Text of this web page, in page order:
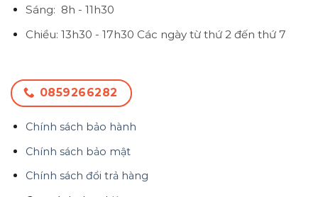
Sáng: 8h - 11h30
Chiều: 13h30 - 17h30 Các ngày từ thứ 2 đến thứ 7
0859266282
Chính sách bảo hành
Chính sách bảo mật
Chính sách đổi trả hàng